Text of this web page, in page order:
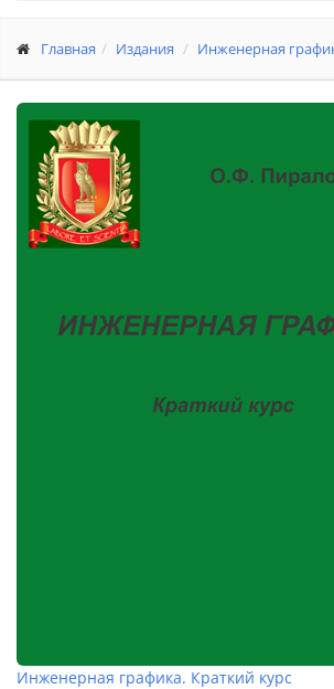
Главная Издания Инженерная
Инженерная графика. Краткий курс